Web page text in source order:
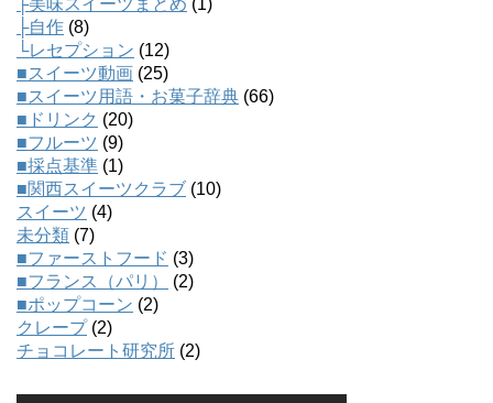
├美味スイーツまとめ (1)
├自作 (8)
└レセプション (12)
■スイーツ動画 (25)
■スイーツ用語・お菓子辞典 (66)
■ドリンク (20)
■フルーツ (9)
■採点基準 (1)
■関西スイーツクラブ (10)
スイーツ (4)
未分類 (7)
■ファーストフード (3)
■フランス（パリ）
(2)
■ポップコーン (2)
クレープ(2)
チョコレート研究所 (2)